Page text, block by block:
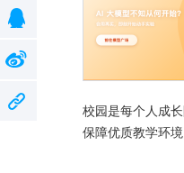
校园是每个人成
保障优质教学环